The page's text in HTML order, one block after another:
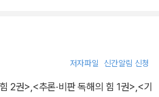
저자파일 신간알림 신청
2권>,<추론·비판 독해의 힘 1권>,<기